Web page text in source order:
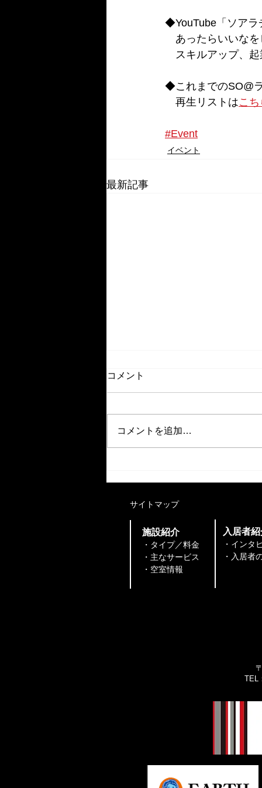
◆YouTube「ソアラ
あったらいいなを
スキルアップ、起
◆これまでのSO@
再生リストはこ
#Event
イベント
最新記事
飛躍したい女性起業家へ。
コメント
コメントを追加…
​サイトマップ
​施設紹介
・タイプ／料金
・主なサービス
​​・空室情報
入居者
・インタ
・入居者
TEL